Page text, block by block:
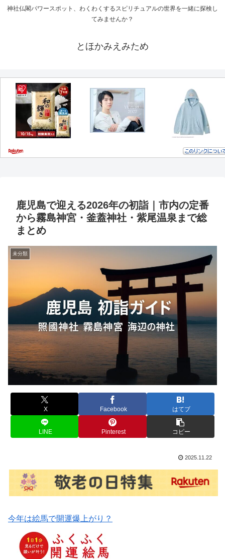
神社仏閣パワースポット、わくわくするスピリチュアルの世界を一緒に探検し
てみませんか？
とほかみえみため
鹿児島で迎える2026年の初詣｜市内の定番
から霧島神宮・釜蓋神社・紫尾温泉まで総
まとめ
未分類
X Facebook はてブ
LINE Pinterest コピー
2025.11.22
今年は絵馬で開運爆上がり？